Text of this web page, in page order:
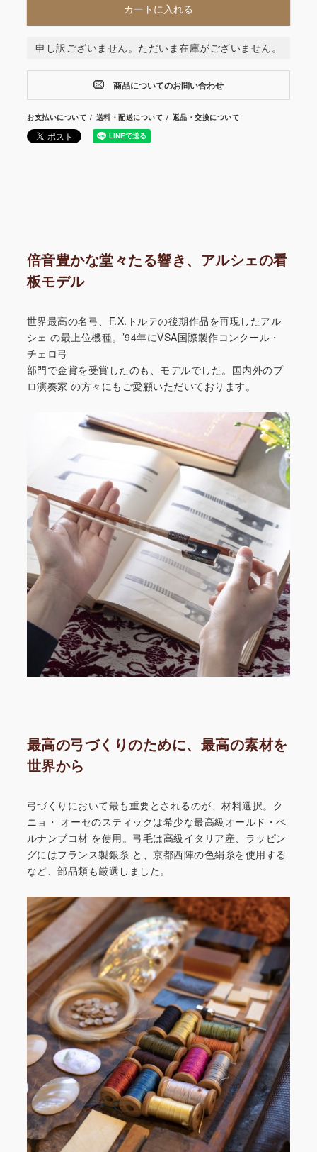
カートに入れる
申し訳ございません。ただいま在庫がございません。
商品についてのお問い合わせ
お支払いについて 送料・配送について 返品・交換について
倍音豊かな堂々たる響き、アルシェの看
板モデル
世界最高の名弓、F.X.トルテの後期作品を再現したアル
シェの最上位機種。’94年にVSA国際製作コンクール・
チェロ弓
部門で金賞を受賞したのも、モデルでした。国内外のプ
ロ演奏家 の方々にもご愛顧いただいております。
最高の弓づくりのために、最高の素材を
世界から
弓づくりにおいて最も重要とされるのが、材料選択。ク
ニョ・ オーセのスティックは希少な最高級オールド・ペ
ルナンブコ材 を使用。弓毛は高級イタリア産、ラッピン
グにはフランス製銀糸 と、京都西陣の色絹糸を使用する
など、部品類も厳選しました。